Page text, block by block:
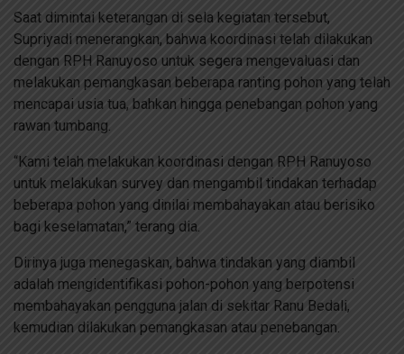
Saat dimintai keterangan di sela kegiatan tersebut,
Supriyadi menerangkan, bahwa koordinasi telah dilakukan
dengan RPH Ranuyoso untuk segera mengevaluasi dan
melakukan pemangkasan beberapa ranting pohon yang telah
mencapai usia tua, bahkan hingga penebangan pohon yang
rawan tumbang.
“Kami telah melakukan koordinasi dengan RPH Ranuyoso
untuk melakukan survey dan mengambil tindakan terhadap
beberapa pohon yang dinilai membahayakan atau berisiko
bagi keselamatan,” terang dia.
Dirinya juga menegaskan, bahwa tindakan yang diambil
adalah mengidentifikasi pohon-pohon yang berpotensi
membahayakan pengguna jalan di sekitar Ranu Bedali,
kemudian dilakukan pemangkasan atau penebangan.